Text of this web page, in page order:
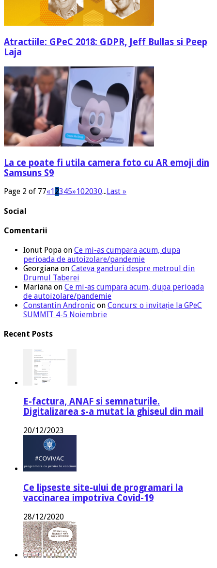
Atractiile: GPeC 2018: GDPR, Jeff Bullas si Peep
Laja
La ce poate fi utila camera foto cu AR emoji din
Samsuns S9
Page 2 of 77«1 2345»102030... Last »
Social
Comentarii
Ionut Popa on Ce mi-as cumpara acum, dupa
perioada de autoizolare/pandemie
Georgiana on Cateva ganduri despre metroul din
Drumul Taberei
Mariana on Ce mi-as cumpara acum, dupa perioada
de autoizolare/pandemie
Constantin Andronic on Concurs: o invitație la GPeC
SUMMIT 4-5 Noiembrie
Recent Posts
E-factura, ANAF si semnaturile.
Digitalizarea s-a mutat la ghiseul din mail
20/12/2023
Ce lipseste site-ului de programari la
vaccinarea impotriva Covid-19
28/12/2020